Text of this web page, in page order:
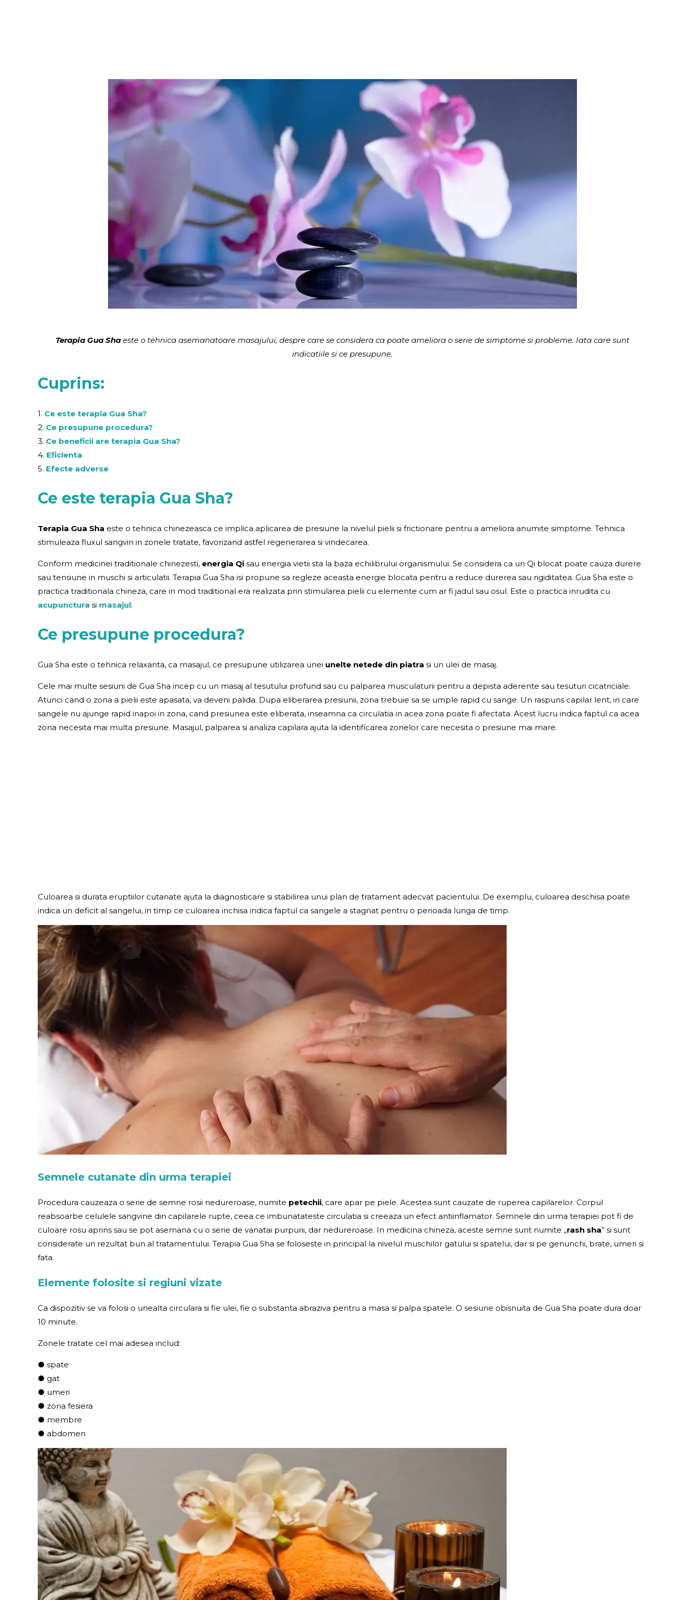
Terapia Gua Shaeste o tehnica asemanatoare masajului, despre care se considera ca poate ameliora o serie de simptome si probleme. Iata care sunt
indicatiile si ce presupune.
Cuprins:
1. Ce este terapia Gua Sha?
2. Ce presupune procedura?
3. Ce beneficii are terapia Gua Sha?
4. Eficienta
5. Efecte adverse
Ce este terapia Gua Sha?
Terapia Gua Sha este o tehnica chinezeasca ce implica aplicarea de presiune la nivelul pielii si frictionare pentru a ameliora anumite simptome. Tehnica
stimuleaza fluxul sangvin in zonele tratate, favorizand astfel regenerarea si vindecarea.
Conform medicinei traditionale chinezesti, energia Qi sau energia vietii sta la baza echilibrului organismului. Se considera ca un Qi blocat poate cauza durere
sau tensiune in muschi si articulatii. Terapia Gua Sha isi propune sa regleze aceasta energie blocata pentru a reduce durerea sau rigiditatea. Gua Sha este o
practica traditionala chineza, care in mod traditional era realizata prin stimularea pielii cu elemente cum ar fi jadul sau osul. Este o practica inrudita cu
acupunctura si masajul.
Ce presupune procedura?
Gua Sha este o tehnica relaxanta, ca masajul, ce presupune utilizarea unei unelte netede din piatra si un ulei de masaj.
Cele mai multe sesiuni de Gua Sha incep cu un masaj al tesutului profund sau cu palparea musculaturii pentru a depista aderente sau tesuturi cicatriciale.
Atunci cand o zona a pielii este apasata, va deveni palida. Dupa eliberarea presiunii, zona trebuie sa se umple rapid cu sange. Un raspuns capilar lent, in care
sangele nu ajunge rapid inapoi in zona, cand presiunea este eliberata, inseamna ca circulatia in acea zona poate fi afectata. Acest lucru indica faptul ca acea
zona necesita mai multa presiune. Masajul, palparea si analiza capilara ajuta la identificarea zonelor care necesita o presiune mai mare.
Culoarea si durata eruptiilor cutanate ajuta la diagnosticare si stabilirea unui plan de tratament adecvat pacientului. De exemplu, culoarea deschisa poate
indica un deficit al sangelui, in timp ce culoarea inchisa indica faptul ca sangele a stagnat pentru o perioada lunga de timp.
Semnele cutanate din urma terapiei
Procedura cauzeaza o serie de semne rosii nedureroase, numite petechii, care apar pe piele. Acestea sunt cauzate de ruperea capilarelor. Corpul
reabsoarbe celulele sangvine din capilarele rupte, ceea ce imbunatateste circulatia si creeaza un efect antiinflamator. Semnele din urma terapiei pot fi de
culoare rosu aprins sau se pot asemana cu o serie de vanatai purpurii, dar nedureroase. In medicina chineza, aceste semne sunt numite „rash sha” si sunt
considerate un rezultat bun al tratamentului. Terapia Gua Sha se foloseste in principal la nivelul muschilor gatului si spatelui, dar si pe genunchi, brate, umeri si
fata.
Elemente folosite si regiuni vizate
Ca dispozitiv se va folosi o unealta circulara si fie ulei, fie o substanta abraziva pentru a masa si palpa spatele. O sesiune obisnuita de Gua Sha poate dura doar
10 minute.
Zonele tratate cel mai adesea includ:
● spate
● gat
● umeri
● zona fesiera
● membre
● abdomen